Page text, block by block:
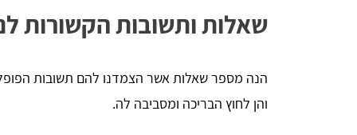
שאלות ותשובות הקשורות
הנה מספר שאלות אשר הצמדנו להם תשובות
והן לחוץ הבריכה ומסביבה לה.